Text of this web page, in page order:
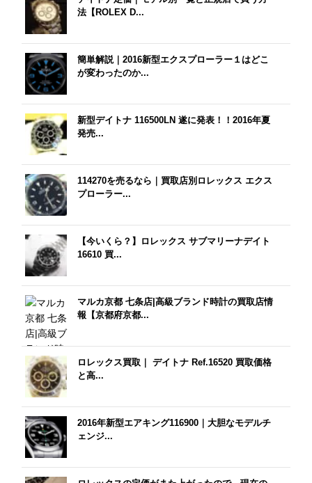
法【ROLEX D...
簡単解説｜2016新型エクスプローラー１はどこ
が変わったのか...
新型デイトナ 116500LN 遂に発表！！2016年夏
発売...
114270を売るなら｜買取店別ロレックス エクス
プローラー...
【今いくら？】ロレックス サブマリーナデイト
16610 買...
マルカ京都 七条店|高級ブランド時計の買取店情
報【京都府京都...
ロレックス買取｜ デイトナ Ref.16520 買取価格
と高...
2016年新型エアキング116900｜大胆なモデルチ
ェンジ...